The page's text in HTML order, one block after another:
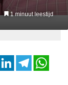
1 minuut leestijd
X
Li T